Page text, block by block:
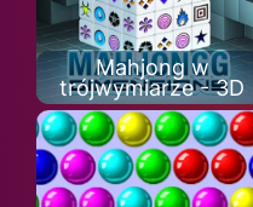
Mahjong w
trójwymiarze - 3D